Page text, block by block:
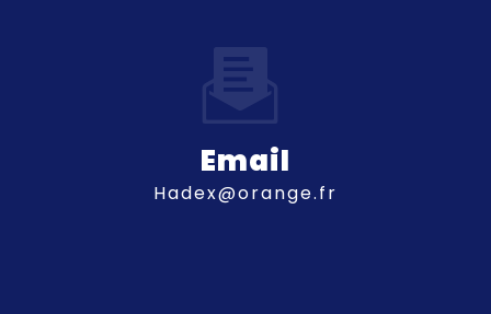
Email
hadex@orange.fr